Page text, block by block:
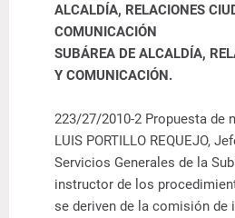
ALCALDÍA, RELACIONES
COMUNICACIÓN
SUBÁREA DE ALCALDÍA,
Y COMUNICACIÓN.
223/27/2010-2 Propuesta de
LUIS PORTILLO REQUEJO,
Servicios Generales de la
instructor de los
se deriven de la comisión de